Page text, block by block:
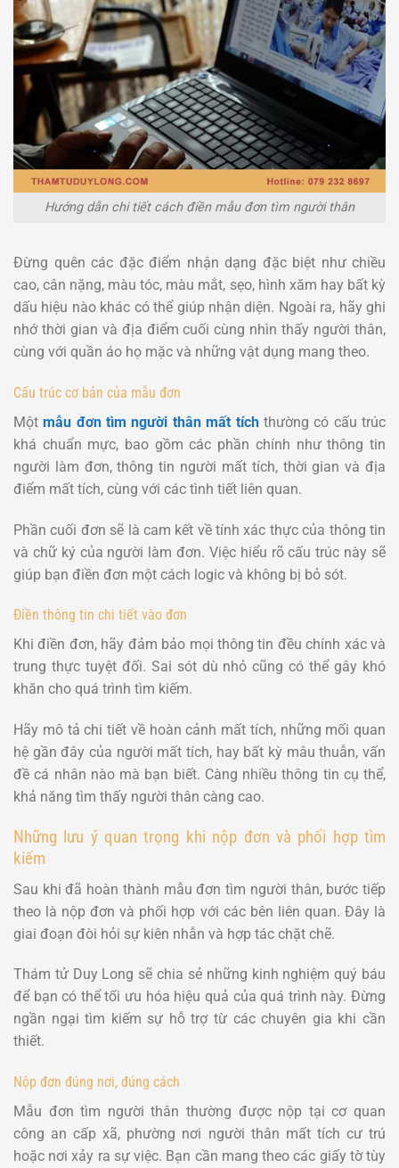
Hướng dẫn chi tiết cách điền mẫu đơn tìm người thân
Đừng quên các đặc điểm nhận dạng đặc biệt như chiều
cao, cân nặng, màu tóc, màu mắt, sẹo, hình xăm hay bất kỳ
dấu hiệu nào khác có thể giúp nhận diện. Ngoài ra, hãy ghi
nhớ thời gian và địa điểm cuối cùng nhìn thấy người thân,
cùng với quần áo họ mặc và những vật dụng mang theo.
Cấu trúc cơ bản của mẫu đơn
Mộtmẫu đơn tìm người thân mất tíchthường có cấu trúc
khá chuẩn mực, bao gồm các phần chính như thông tin
người làm đơn, thông tin người mất tích, thời gian và địa
điểm mất tích, cùng với các tình tiết liên quan.
Phần cuối đơn sẽ là cam kết về tính xác thực của thông tin
và chữ ký của người làm đơn. Việc hiểu rõ cấu trúc này sẽ
giúp bạn điền đơn một cách logic và không bị bỏ sót.
Điền thông tin chi tiết vào đơn
Khi điền đơn, hãy đảm bảo mọi thông tin đều chính xác và
trung thực tuyệt đối. Sai sót dù nhỏ cũng có thể gây khó
khăn cho quá trình tìm kiếm.
Hãy mô tả chi tiết về hoàn cảnh mất tích, những mối quan
hệ gần đây của người mất tích, hay bất kỳ mâu thuẫn, vấn
đề cá nhân nào mà bạn biết. Càng nhiều thông tin cụ thể,
khả năng tìm thấy người thân càng cao.
Những lưu ý quan trọng khi nộp đơn và phối hợp tìm
kiếm
Sau khi đã hoàn thành mẫu đơn tìm người thân, bước tiếp
theo là nộp đơn và phối hợp với các bên liên quan. Đây là
giai đoạn đòi hỏi sự kiên nhẫn và hợp tác chặt chẽ.
Thám tử Duy Long sẽ chia sẻ những kinh nghiệm quý báu
để bạn có thể tối ưu hóa hiệu quả của quá trình này. Đừng
ngần ngại tìm kiếm sự hỗ trợ từ các chuyên gia khi cần
thiết.
Nộp đơn đúng nơi, đúng cách
Mẫu đơn tìm người thân thường được nộp tại cơ quan
công an cấp xã, phường nơi người thân mất tích cư trú
hoặc nơi xảy ra sự việc. Bạn cần mang theo các giấy tờ tùy